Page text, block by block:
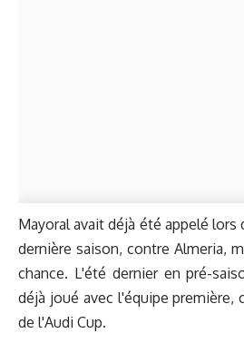
Mayoral avait déjà été appelé lors
dernière saison, contre Almeria,
chance. L'été dernier en pré-
déjà joué avec l'équipe première,
de l'Audi Cup.